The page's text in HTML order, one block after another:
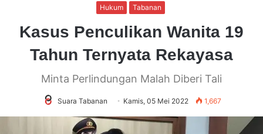
Hukum Tabanan
Kasus Penculikan Wanita 19
Tahun Ternyata Rekayasa
Minta Perlindungan Malah Diberi Tali
Suara Tabanan Kamis, 05 Mei 2022 1,667